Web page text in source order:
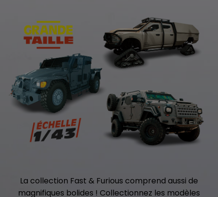
La collection Fast & Furious comprend aussi de
magnifiques bolides ! Collectionnez les modèles